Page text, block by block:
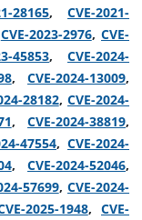
28165,CVE-2021-
CVE-2023-2976, CVE-
45853,CVE-2024-
,CVE-2024-13009,
28182,CVE-2024-
,CVE-2024-38819,
47554, CVE-2024-
,CVE-2024-52046,
57699,CVE-2024-
2025-1948, CVE-